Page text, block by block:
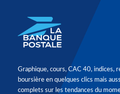
Graphique, cours, CAC 40, indices,
boursière en quelques clics mais
complets sur les tendances du